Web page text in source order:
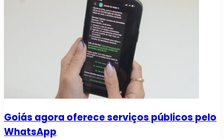
Goiás agora oferece serviços públicos pelo
WhatsApp